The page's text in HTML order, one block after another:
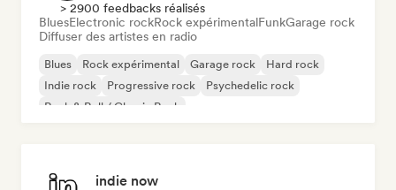
> 2900 feedbacks réalisés
BluesElectronic rockRock expérimentalFunkGarage rock
Diffuser des artistes en radio
Blues Rock expérimental Garage rock
Hard rock
Indie rock
Progressive rock
Psychedelic rock
Rock & Roll / Classic Rock
indie now